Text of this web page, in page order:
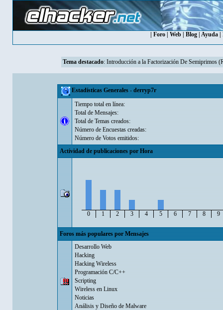
Foro| Web| Blog| Ayuda|
Tema destacado: Introducción a la Factorización De Semiprimos
Estadísticas Generales - derryp7r
Tiempo total en línea:
Total de Mensajes:
Total de Temas creados:
Número de Encuestas creadas:
Número de Votos emitidos:
Actividad de publicaciones por Hora
0 1 2 3 4 5 6 7 8 9
Foros más populares por Mensajes
Desarrollo Web
Hacking
Hacking Wireless
Programación C/C++
Scripting
Wireless en Linux
Noticias
Análisis y Diseño de Malware